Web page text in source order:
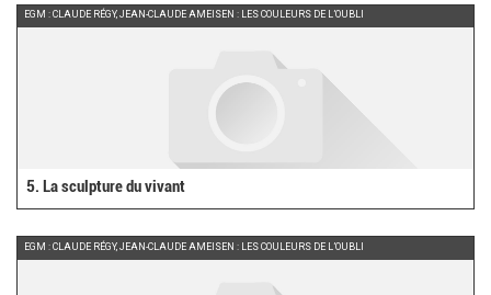
EGM : CLAUDE RÉGY, JEAN-CLAUDE AMEISEN : LES COULEURS DE L’OUBLI
5. La sculpture du vivant
EGM : CLAUDE RÉGY, JEAN-CLAUDE AMEISEN : LES COULEURS DE L’OUBLI